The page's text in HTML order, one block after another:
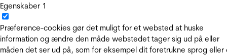
Egenskaber 1
Præference-cookies gør det muligt for et websted at huske
information og ændre den måde webstedet tager sig ud på eller
måden det ser ud på, som for eksempel dit foretrukne sprog eller